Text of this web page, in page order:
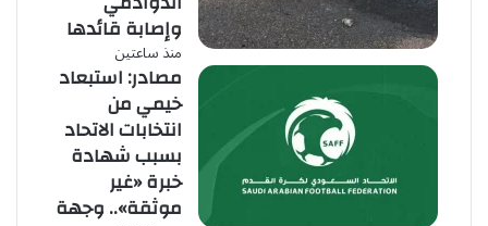
وإصابة قائدها
منذ ساعتين
مصادر: استبعاد
خيمي من
انتخابات الاتحاد
بسبب شهادة
خبرة «غير
موثقة».. وجهة